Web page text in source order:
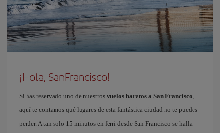
¡Hola, SanFrancisco!
Si has reservado uno de nuestros vuelos baratos a San Francisco,
aquí te contamos qué lugares de esta fantástica ciudad no te puedes
perder. A tan solo 15 minutos en ferri desde San Francisco se halla